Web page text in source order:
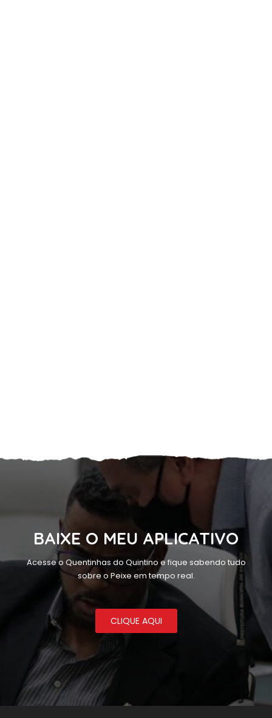
BAIXE O MEU APLICATIVO
Acesse o Quentinhas do Quintino e fique sabendo tudo
sobre o Peixe em tempo real.
CLIQUE AQUI